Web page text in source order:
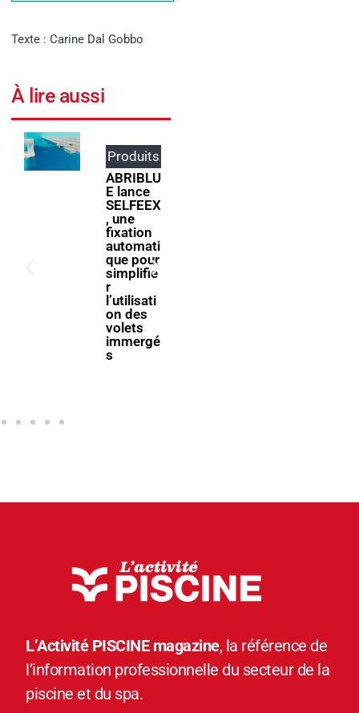
Texte : Carine Dal Gobbo
À lire aussi
Produits
ABRIBLU
E lance
SELFEEX
, une
fixation
automati
que pour
simplifie
r
l’utilisati
on des
volets
immergé
s
L’Activité PISCINE magazine, la référence de
l’information professionnelle du secteur de la
piscine et du spa.